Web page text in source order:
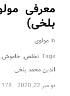
معرفی
بلخی)
In مولوی
Tags تخلص,خاموش
الدین محمد بلخی
نوامبر 22, 2020
178 Views